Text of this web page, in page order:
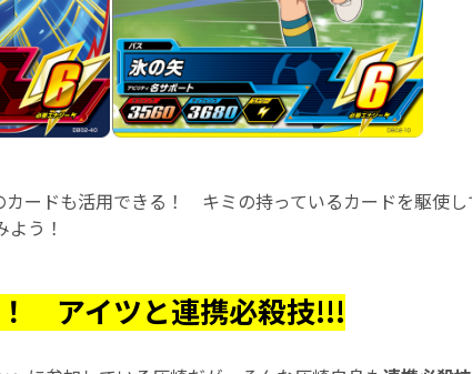
カードも活用できる！ キミの持っているカードを駆使し
う！
アイツと連携必殺技!!!